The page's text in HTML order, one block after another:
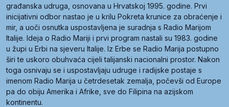
građanska udruga, osnovana u Hrvatskoj 1995. godine. Prvi
inicijativni odbor nastao je u krilu Pokreta krunice za obraćenje i
mir, a uoči osnutka uspostavljena je suradnja s Radio Marijom
Italije. Ideja o Radio Mariji i prvi program nastali su 1983. godine
u župi u Erbi na sjeveru Italije. Iz Erbe se Radio Marija postupno
širi te uskoro obuhvaća cijeli talijanski nacionalni prostor. Nakon
toga osnivaju se i uspostavljaju udruge i radijske postaje s
imenom Radio Marija u četrdesetak zemalja, počevši od Europe
pa do obiju Amerika i Afrike, sve do Filipina na azijskom
kontinentu.